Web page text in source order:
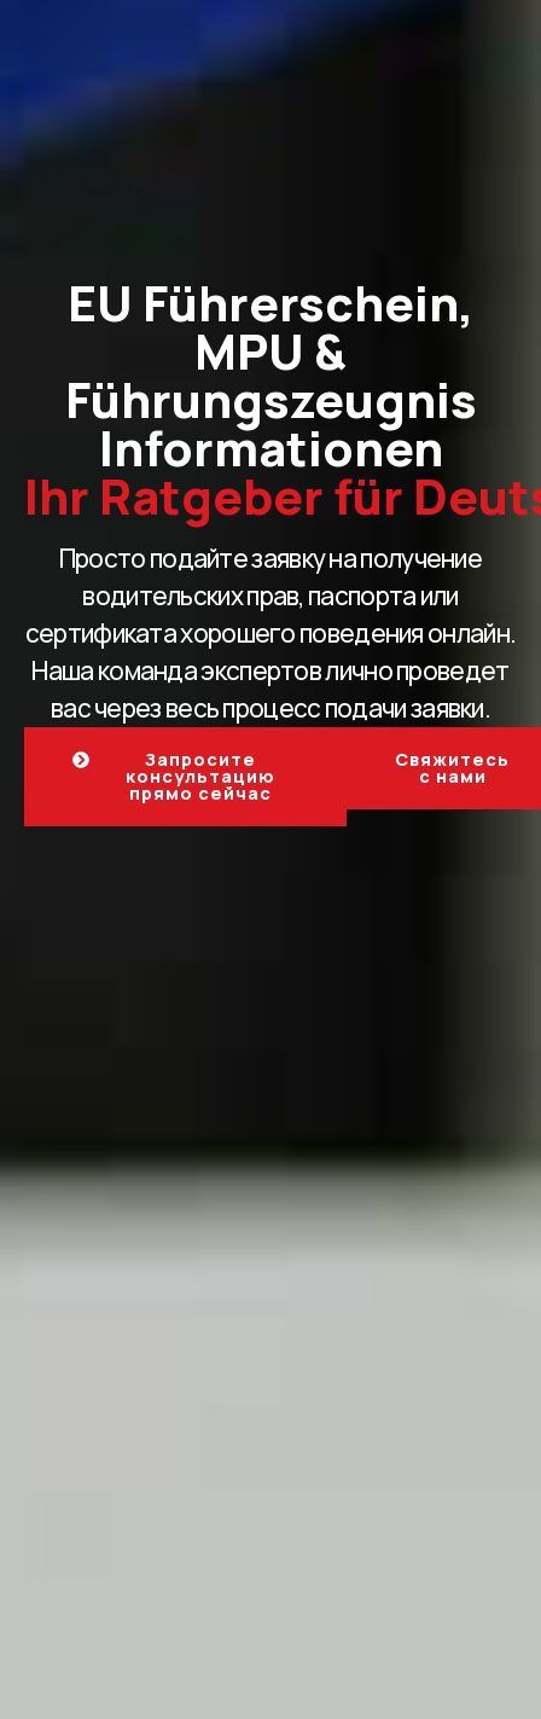
EU Führerschein,
MPU &
Führungszeugnis
Informationen
Ihr Ratgeber für
Просто подайте заявку на получение
водительских прав, паспорта или
сертификата хорошего поведения онлайн.
Наша команда экспертов лично проведет
вас через весь процесс подачи заявки.
Запросите
консультацию
прямо сейчас
Свяжитесь
с нами